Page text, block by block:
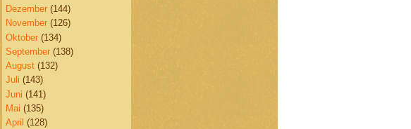
Dezember(144)
November(126)
Oktober(134)
September(138)
August(132)
Juli (143)
Juni (141)
Mai (135)
April (128)